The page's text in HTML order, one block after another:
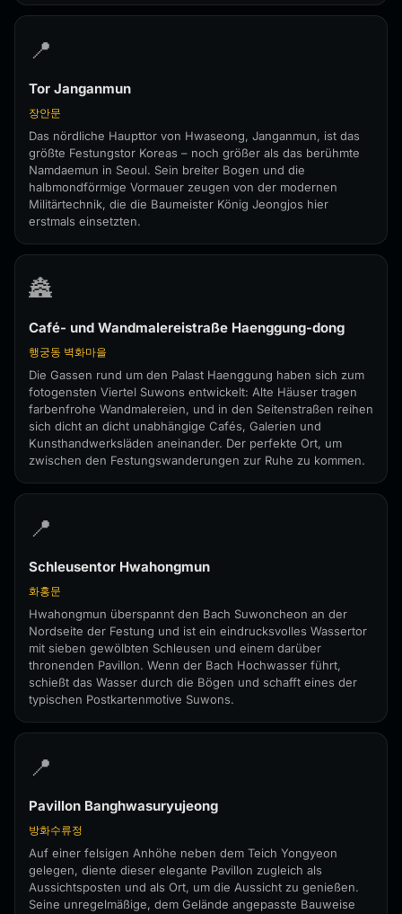
📍
Tor Janganmun
장안문
Das nördliche Haupttor von Hwaseong, Janganmun, ist das
größte Festungstor Koreas – noch größer als das berühmte
Namdaemun in Seoul. Sein breiter Bogen und die
halbmondförmige Vormauer zeugen von der modernen
Militärtechnik, die die Baumeister König Jeongjos hier
erstmals einsetzten.
🏯
Café- und Wandmalereistraße Haenggung-dong
행궁동 벽화마을
Die Gassen rund um den Palast Haenggung haben sich zum
fotogensten Viertel Suwons entwickelt: Alte Häuser tragen
farbenfrohe Wandmalereien, und in den Seitenstraßen reihen
sich dicht an dicht unabhängige Cafés, Galerien und
Kunsthandwerksläden aneinander. Der perfekte Ort, um
zwischen den Festungswanderungen zur Ruhe zu kommen.
📍
Schleusentor Hwahongmun
화홍문
Hwahongmun überspannt den Bach Suwoncheon an der
Nordseite der Festung und ist ein eindrucksvolles Wassertor
mit sieben gewölbten Schleusen und einem darüber
thronenden Pavillon. Wenn der Bach Hochwasser führt,
schießt das Wasser durch die Bögen und schafft eines der
typischen Postkartenmotive Suwons.
📍
Pavillon Banghwasuryujeong
방화수류정
Auf einer felsigen Anhöhe neben dem Teich Yongyeon
gelegen, diente dieser elegante Pavillon zugleich als
Aussichtsposten und als Ort, um die Aussicht zu genießen.
Seine unregelmäßige, dem Gelände angepasste Bauweise